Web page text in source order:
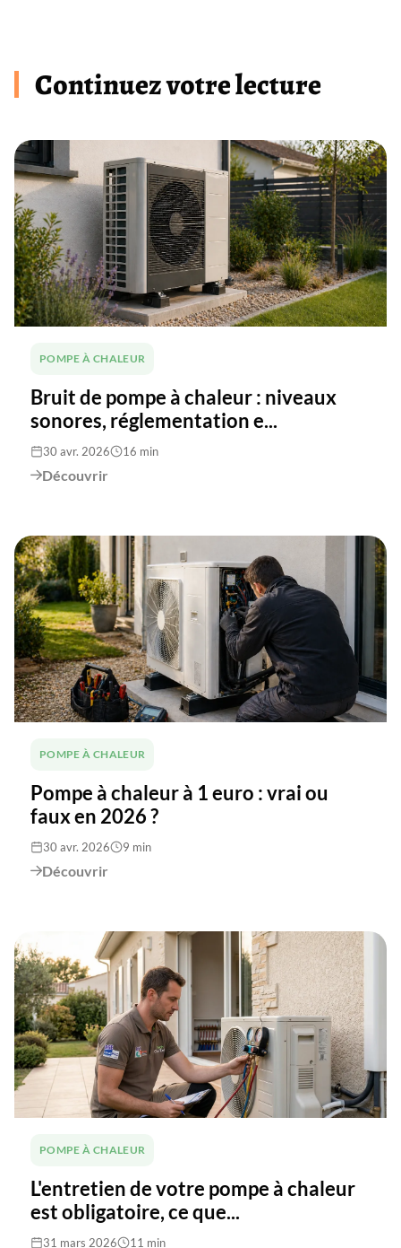
Continuez votre lecture
POMPE À CHALEUR
Bruit de pompe à chaleur : niveaux
sonores, réglementation e...
30 avr. 2026 16 min
Découvrir
POMPE À CHALEUR
Pompe à chaleur à 1 euro : vrai ou
faux en 2026 ?
30 avr. 2026 9 min
Découvrir
POMPE À CHALEUR
L'entretien de votre pompe à chaleur
est obligatoire, ce que...
31 mars 2026 11 min